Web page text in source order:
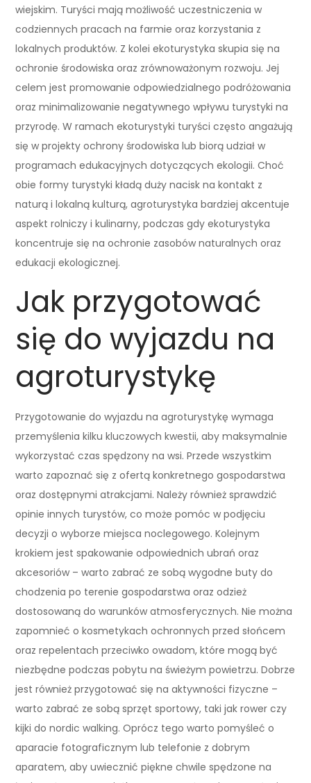
wiejskim. Turyści mają możliwość uczestniczenia w
codziennych pracach na farmie oraz korzystania z
lokalnych produktów. Z kolei ekoturystyka skupia się na
ochronie środowiska oraz zrównoważonym rozwoju. Jej
celem jest promowanie odpowiedzialnego podróżowania
oraz minimalizowanie negatywnego wpływu turystyki na
przyrodę. W ramach ekoturystyki turyści często angażują
się w projekty ochrony środowiska lub biorą udział w
programach edukacyjnych dotyczących ekologii. Choć
obie formy turystyki kładą duży nacisk na kontakt z
naturą i lokalną kulturą, agroturystyka bardziej akcentuje
aspekt rolniczy i kulinarny, podczas gdy ekoturystyka
koncentruje się na ochronie zasobów naturalnych oraz
edukacji ekologicznej.
Jak przygotować
się do wyjazdu na
agroturystykę
Przygotowanie do wyjazdu na agroturystykę wymaga
przemyślenia kilku kluczowych kwestii, aby maksymalnie
wykorzystać czas spędzony na wsi. Przede wszystkim
warto zapoznać się z ofertą konkretnego gospodarstwa
oraz dostępnymi atrakcjami. Należy również sprawdzić
opinie innych turystów, co może pomóc w podjęciu
decyzji o wyborze miejsca noclegowego. Kolejnym
krokiem jest spakowanie odpowiednich ubrań oraz
akcesoriów – warto zabrać ze sobą wygodne buty do
chodzenia po terenie gospodarstwa oraz odzież
dostosowaną do warunków atmosferycznych. Nie można
zapomnieć o kosmetykach ochronnych przed słońcem
oraz repelentach przeciwko owadom, które mogą być
niezbędne podczas pobytu na świeżym powietrzu. Dobrze
jest również przygotować się na aktywności fizyczne –
warto zabrać ze sobą sprzęt sportowy, taki jak rower czy
kijki do nordic walking. Oprócz tego warto pomyśleć o
aparacie fotograficznym lub telefonie z dobrym
aparatem, aby uwiecznić piękne chwile spędzone na